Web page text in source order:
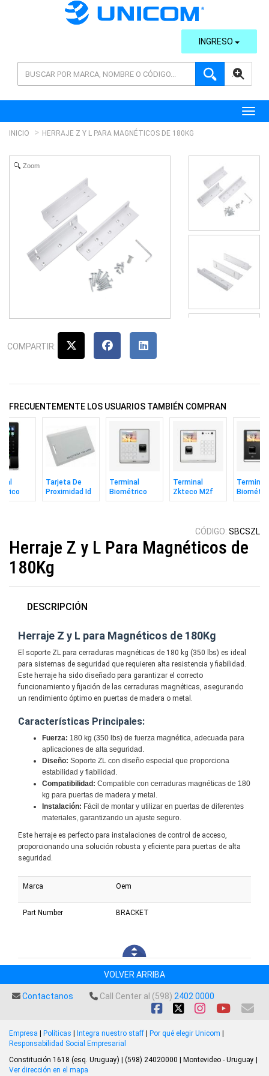
AVANZADA
INGRESO
INICIO HERRAJE Z Y L PARA MAGNÉTICOS DE 180KG
Zoom
COMPARTIR:
FRECUENTEMENTE LOS USUARIOS TAMBIÉN COMPRAN
Tarjeta De
Proximidad Id
125khz Gruesa
Terminal
Biométrico
Zkteco M1
Terminal
Zkteco M2f
Pro-lr Vl Facial
Terminal
Zkteco
CÓDIGO: SBCSZL
Herraje Z y L Para Magnéticos de
180Kg
DESCRIPCIÓN
Herraje Z y L para Magnéticos de 180Kg
El soporte ZL para cerraduras magnéticas de 180 kg (350 lbs) es ideal
para sistemas de seguridad que requieren alta resistencia y fiabilidad.
Este herraje ha sido diseñado para garantizar el correcto
funcionamiento y fijación de las cerraduras magnéticas, asegurando
un rendimiento óptimo en puertas de madera o metal.
Características Principales:
Fuerza: 180 kg (350 lbs) de fuerza magnética, adecuada para
aplicaciones de alta seguridad.
Diseño: Soporte ZL con diseño especial que proporciona
estabilidad y fiabilidad.
Compatibilidad: Compatible con cerraduras magnéticas de 180
kg para puertas de madera y metal.
Instalación: Fácil de montar y utilizar en puertas de diferentes
materiales, garantizando un ajuste seguro.
Este herraje es perfecto para instalaciones de control de acceso,
proporcionando una solución robusta y eficiente para puertas de alta
seguridad.
Marca Oem
Part Number BRACKET
VOLVER ARRIBA
Contactanos Call Center al (598) 2402 0000
Empresa | Políticas | Integra nuestro staff | Por qué elegir Unicom |
Responsabilidad Social Empresarial
Constitución 1618 (esq. Uruguay) | (598) 24020000 | Montevideo - Uruguay |
Ver dirección en el mapa